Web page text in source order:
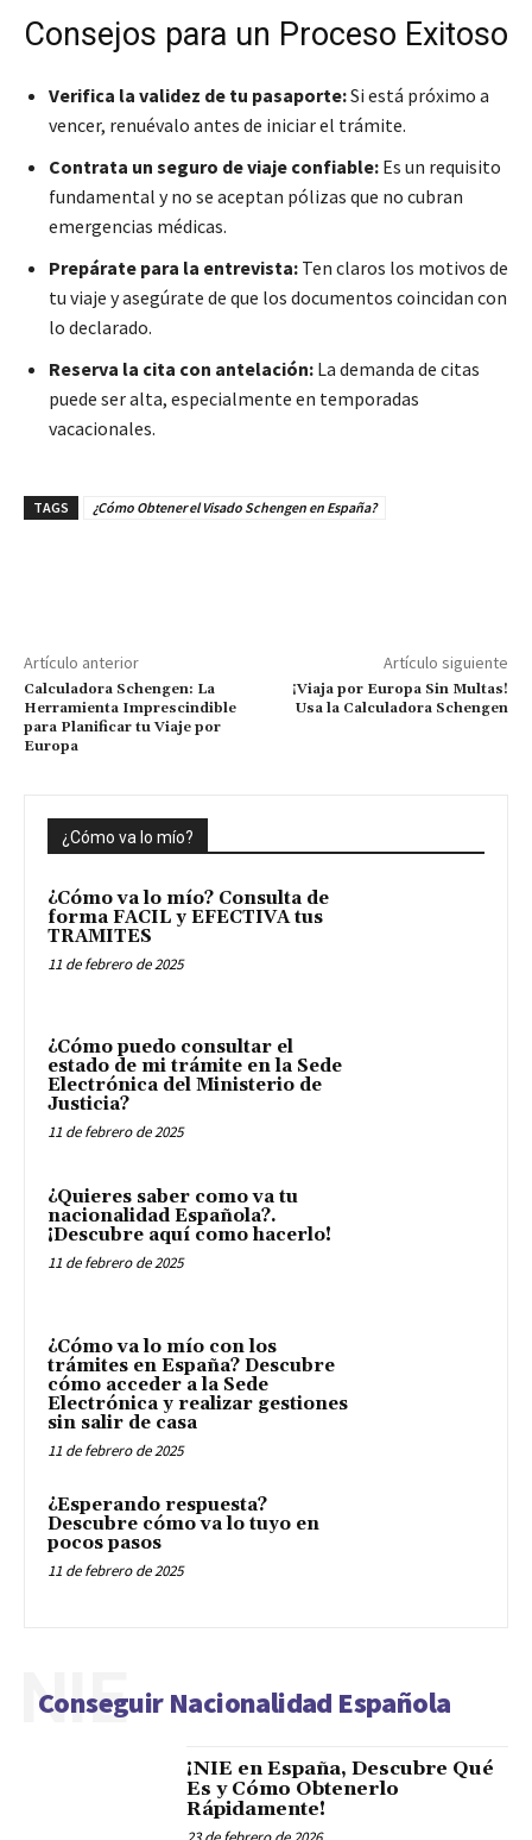
Consejos para un Proceso Exitoso
Verifica la validez de tu pasaporte:Si está próximo a
vencer, renuévalo antes de iniciar el trámite.
Contrata un seguro de viaje confiable: Es un requisito
fundamental y no se aceptan pólizas que no cubran
emergencias médicas.
Prepárate para la entrevista: Ten claros los motivos de
tu viaje y asegúrate de que los documentos coincidan con
lo declarado.
Reserva la cita con antelación: La demanda de citas
puede ser alta, especialmente en temporadas
vacacionales.
TAGS ¿Cómo Obtener el Visado Schengen en España?
Artículo anterior
Calculadora Schengen: La
Herramienta Imprescindible
para Planificar tu Viaje por
Europa
Artículo siguiente
¡Viaja por Europa Sin Multas!
Usa la Calculadora Schengen
¿Cómo va lo mío?
¿Cómo va lo mío? Consulta de
forma FACIL y EFECTIVA tus
TRAMITES
11 de febrero de 2025
¿Cómo puedo consultar el
estado de mi trámite en la Sede
Electrónica del Ministerio de
Justicia?
11 de febrero de 2025
¿Quieres saber como va tu
nacionalidad Española?.
¡Descubre aquí como hacerlo!
11 de febrero de 2025
¿Cómo va lo mío con los
trámites en España? Descubre
cómo acceder a la Sede
Electrónica y realizar gestiones
sin salir de casa
11 de febrero de 2025
¿Esperando respuesta?
Descubre cómo va lo tuyo en
pocos pasos
11 de febrero de 2025
Conseguir Nacionalidad Española
NIE
¡NIE en España, Descubre Qué
Es y Cómo Obtenerlo
Rápidamente!